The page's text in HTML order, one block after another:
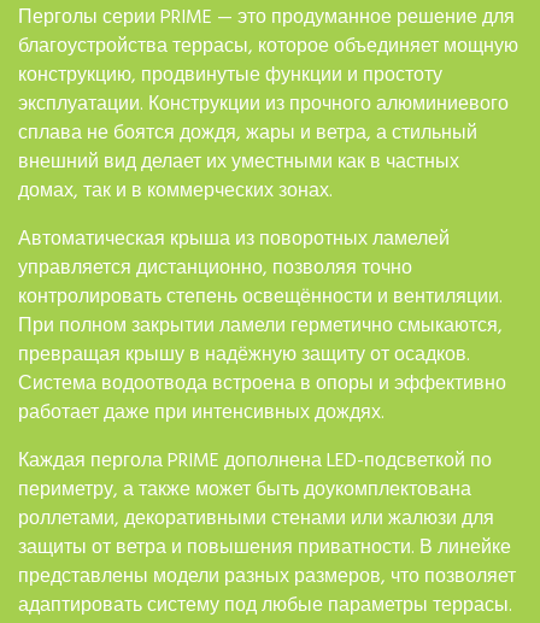
Перголы серии PRIME — это продуманное решение для
благоустройства террасы, которое объединяет мощную
конструкцию, продвинутые функции и простоту
эксплуатации. Конструкции из прочного алюминиевого
сплава не боятся дождя, жары и ветра, а стильный
внешний вид делает их уместными как в частных
домах, так и в коммерческих зонах.
Автоматическая крыша из поворотных ламелей
управляется дистанционно, позволяя точно
контролировать степень освещённости и вентиляции.
При полном закрытии ламели герметично смыкаются,
превращая крышу в надёжную защиту от осадков.
Система водоотвода встроена в опоры и эффективно
работает даже при интенсивных дождях.
Каждая пергола PRIME дополнена LED-подсветкой по
периметру, а также может быть доукомплектована
роллетами, декоративными стенами или жалюзи для
защиты от ветра и повышения приватности. В линейке
представлены модели разных размеров, что позволяет
адаптировать систему под любые параметры террасы.